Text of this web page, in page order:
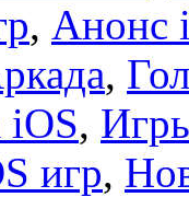
, Анонс
,
,
игр,